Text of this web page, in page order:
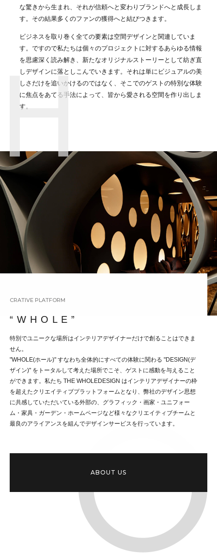
な驚きから生まれ、それが信頼へと変わりブランドへと成長しま
す。その結果多くのファンの獲得へと結びつきます。
ビジネスを取り巻く全ての要素は空間デザインと関連していま
す。ですので私たちは個々のプロジェクトに対するあらゆる情報
を思慮深く読み解き、新たなオリジナルストーリーとして紡ぎ直
しデザインに落としこんでいきます。それは単にビジュアルの美
しさだけを追いかけるのではなく、そこでのゲストの特別な体験
に焦点をあてる手法によって、皆から愛される空間を作り出しま
す。
CRATIVE PLATFORM
“ W H O L E ”
特別でユニークな場所はインテリアデザイナーだけで創ることはできま
せん。
"WHOLE(ホール)" すなわち全体的にすべての体験に関わる "DESIGN(デ
ザイン)" をトータルして考えた場所でこそ、ゲストに感動を与えること
ができます。私たち THE WHOLEDESIGN はインテリアデザイナーの枠
を超えたクリエイティブプラットフォームとなり、弊社のデザイン思想
に共感していただいている外部の、グラフィック・画家・ユニフォー
ム・家具・ガーデン・ホームページなど様々なクリエイティブチームと
最良のアライアンスを組んでデザインサービスを行っています。
ABOUT US